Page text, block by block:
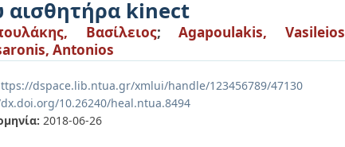
αισθητήρα kinect
Βασίλειος;Agapoulakis, Vasileios
Antonios
dspace.lib.ntua.gr/xmlui/handle/123456789/47130
10.26240/heal.ntua.8494
2018-06-26